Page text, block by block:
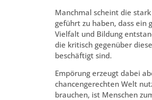
Manchmal scheint die
geführt zu haben, dass ein
Vielfalt und Bildung
die kritisch gegenüber
beschäftigt sind.
Empörung erzeugt dabei
chancengerechten Welt
brauchen, ist Menschen